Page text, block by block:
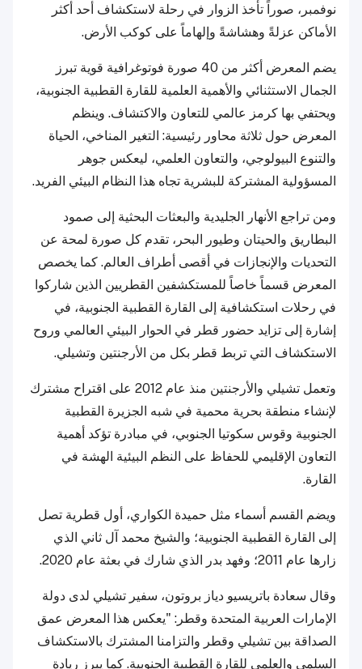
نوفمبر، صوراً تأخذ الزوار في رحلة لاستكشاف أحد أكثر
الأماكن عزلةً وهشاشةً وإلهاماً على كوكب الأرض.
يضم المعرض أكثر من 40 صورة فوتوغرافية قوية تبرز
الجمال الاستثنائي والأهمية العلمية للقارة القطبية الجنوبية،
ويحتفي بها كرمز عالمي للتعاون والاكتشاف. وينظم
المعرض حول ثلاثة محاور رئيسية: التغير المناخي، الحياة
والتنوع البيولوجي، والتعاون العلمي، ليعكس جوهر
المسؤولية المشتركة للبشرية تجاه هذا النظام البيئي الفريد.
ومن تراجع الأنهار الجليدية والبعثات البحثية إلى صمود
البطاريق والحيتان وطيور البحر، تقدم كل صورة لمحة عن
التحديات والإنجازات في أقصى أطراف العالم. كما يخصص
المعرض قسماً خاصاً للمستكشفين القطريين الذين شاركوا
في رحلات استكشافية إلى القارة القطبية الجنوبية، في
إشارة إلى تزايد حضور قطر في الحوار البيئي العالمي وروح
الاستكشاف التي تربط قطر بكل من الأرجنتين وتشيلي.
وتعمل تشيلي والأرجنتين منذ عام 2012 على اقتراح مشترك
لإنشاء منطقة بحرية محمية في شبه الجزيرة القطبية
الجنوبية وقوس سكوتيا الجنوبي، في مبادرة تؤكد أهمية
التعاون الإقليمي للحفاظ على النظم البيئية الهشة في
القارة.
ويضم القسم أسماء مثل حميدة الكواري، أول قطرية تصل
إلى القارة القطبية الجنوبية؛ والشيخ محمد آل ثاني الذي
زارها عام 2011؛ وفهد بدر الذي شارك في بعثة عام 2020.
وقال سعادة باتريسيو دياز بروتون، سفير تشيلي لدى دولة
الإمارات العربية المتحدة وقطر: "يعكس هذا المعرض عمق
الصداقة بين تشيلي وقطر والتزامنا المشترك بالاستكشاف
السلمي والعلمي للقارة القطبية الجنوبية. كما يبرز ريادة